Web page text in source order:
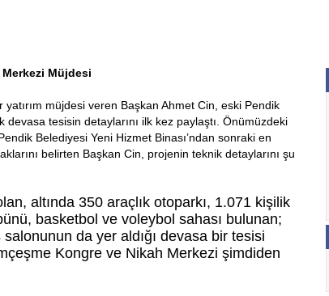
Merkezi Müjdesi
müjdesi veren Başkan Ahmet Cin, eski Pendik
devasa tesisin detaylarını ilk kez paylaştı. Önümüzdeki
Belediyesi Yeni Hizmet Binası’ndan sonraki en
belirten Başkan Cin, projenin teknik detaylarını şu
altında 350 araçlık otoparkı, 1.071 kişilik
basketbol ve voleybol sahası bulunan;
da yer aldığı devasa bir tesisi
Kongre ve Nikah Merkezi şimdiden